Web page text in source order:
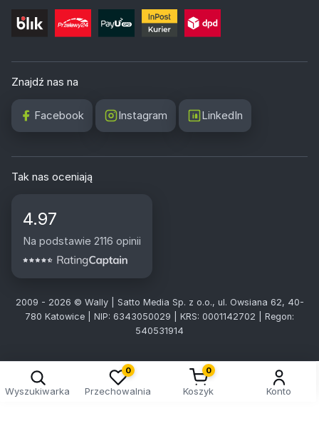
Znajdź nas na
Facebook Instagram LinkedIn
Tak nas oceniają
4.97
Na podstawie 2116 opinii
2009 - 2026 © Wally | Satto Media Sp. z o.o., ul. Owsiana 62, 40-
780 Katowice | NIP: 6343050029 | KRS: 0001142702 | Regon:
540531914
Wyszukiwarka
0
Przechowalnia
0
Koszyk Konto